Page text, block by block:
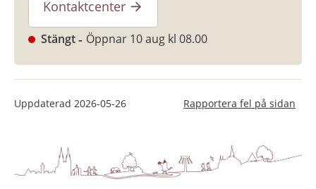
Kontaktcenter
Stängt Öppnar 10 aug kl 08.00
Uppdaterad 2026-05-26 Rapportera fel på sidan